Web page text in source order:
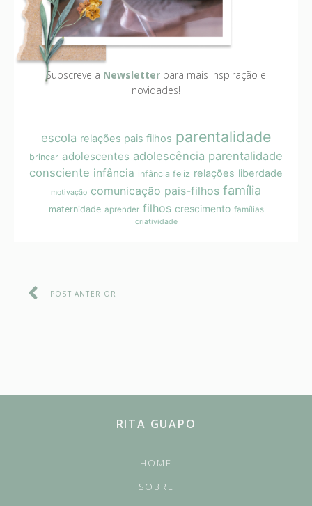
Subscreve a Newsletter para mais inspiração e
novidades!
escola relações pais filhos parentalidade
brincar adolescentes adolescência parentalidade
consciente infância infância feliz relações liberdade
motivação comunicação pais-filhos família
maternidade aprender filhos crescimento famílias
criatividade
POST ANTERIOR
RITA GUAPO
HOME
SOBRE